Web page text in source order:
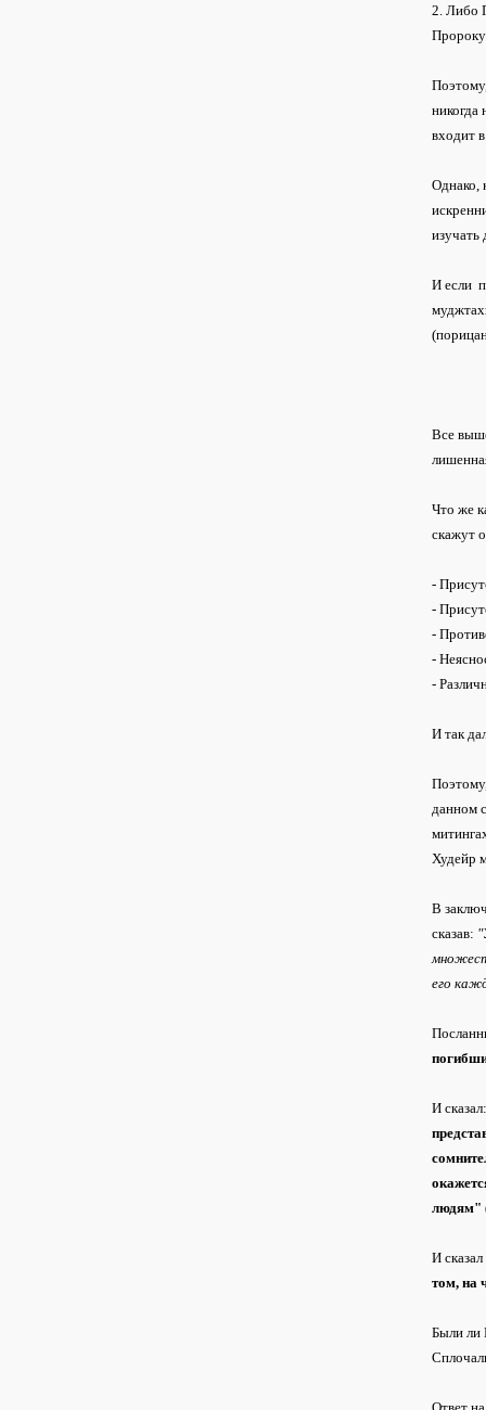
2. Либо
никогда
входит
Однако,
изучать
И если
Все
Что же
скажут
-
-
-
-
-
И так
данном
Худейр
В
сказав:
его
И сказал:
людям"
И
том, на
Были ли